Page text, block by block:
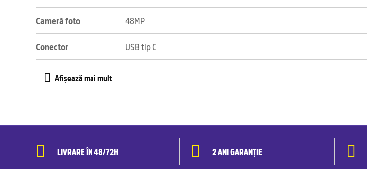
Cameră foto 48MP
Conector USB tip C
LIVRARE ÎN 48/72H 2 ANI GARANȚIE